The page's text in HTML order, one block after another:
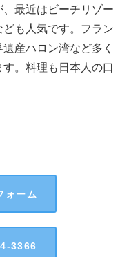
最近はビーチリゾー
ども人気です。フラン
産ハロン湾など多く
。料理も日本人の口
ォーム
3366